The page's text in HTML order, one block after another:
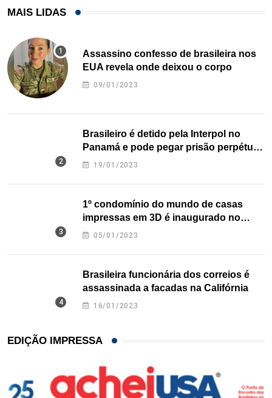
MAIS LIDAS
Assassino confesso de brasileira nos
EUA revela onde deixou o corpo
09/01/2023
Brasileiro é detido pela Interpol no
Panamá e pode pegar prisão perpétua
nos EUA
19/01/2023
1º condomínio do mundo de casas
impressas em 3D é inaugurado no
Texas
05/01/2023
Brasileira funcionária dos correios é
assassinada a facadas na Califórnia
16/01/2023
EDIÇÃO IMPRESSA